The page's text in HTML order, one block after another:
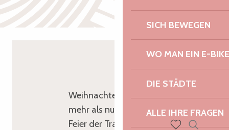
SICH BEWEGEN
WO MAN EIN E-
DIE STÄDTE
ALLE IHRE FRAGEN
Weihnachten in der Bretagne ist
mehr als nur ein Essen: Es ist eine
Feier der Traditionen und der